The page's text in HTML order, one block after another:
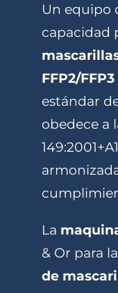
Un equipo
capacidad
FFP2/FFP3
estándar
obedece a
La
& Or para la
de